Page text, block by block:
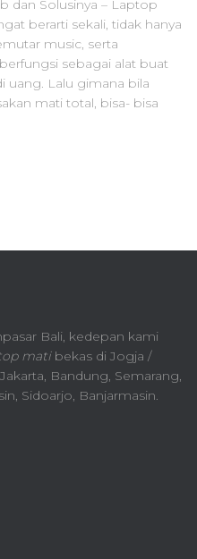
dan Solusinya – Laptop
berarti sekali, tidak hanya
music, serta
sebagai alat buat
uang. Lalu gimana bila
mati total, bisa- bisa
Bali, kedepan kami
matibekas di Jogja /
Bandung, Semarang,
Sidoarjo, Banjarmasin.